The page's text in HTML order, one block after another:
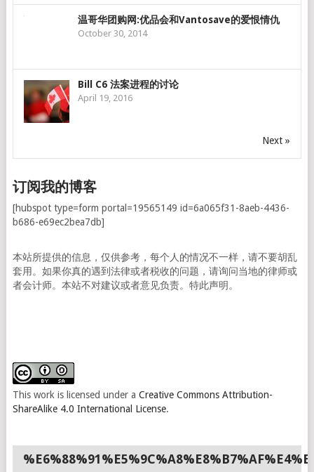
温哥华团购网:优品会和Vantosave的爱恨情仇
October 30, 2014
Bill C6 法案进程的讨论
April 19, 2016
Next »
订阅我的博客
[hubspot type=form portal=19565149 id=6a065f31-8aeb-4436-
b686-e69ec2bea7db]
本站所提供的信息，仅供参考，每个人的情况不一样，请不要胡乱
套用。如果你真的遇到法律或者税收的问题，请询问当地的律师或
者会计师。本站不对建议或者意见负责。特此声明。
This work is licensed under a Creative Commons Attribution-
ShareAlike 4.0 International License.